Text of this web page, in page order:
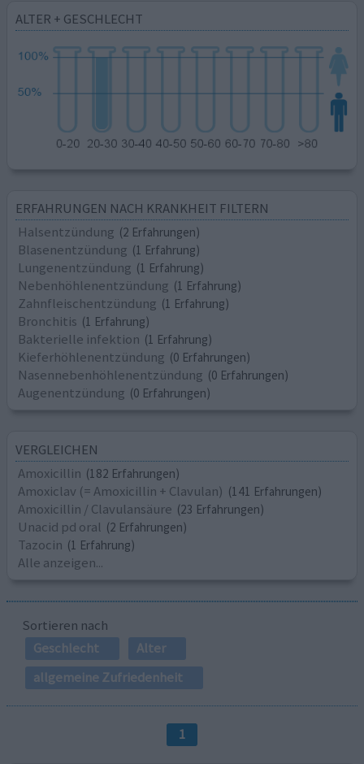
ALTER + GESCHLECHT
ERFAHRUNGEN NACH KRANKHEIT FILTERN
Halsentzündung (2 Erfahrungen)
Blasenentzündung (1 Erfahrung)
Lungenentzündung (1 Erfahrung)
Nebenhöhlenentzündung (1 Erfahrung)
Zahnfleischentzündung (1 Erfahrung)
Bronchitis (1 Erfahrung)
Bakterielle infektion (1 Erfahrung)
Kieferhöhlenentzündung (0 Erfahrungen)
Nasennebenhöhlenentzündung (0 Erfahrungen)
Augenentzündung (0 Erfahrungen)
VERGLEICHEN
Amoxicillin (182 Erfahrungen)
Amoxiclav (= Amoxicillin + Clavulan) (141 Erfahrungen)
Amoxicillin / Clavulansäure (23 Erfahrungen)
Unacid pd oral (2 Erfahrungen)
Tazocin (1 Erfahrung)
Alle anzeigen...
Sortieren nach
Geschlecht
Alter
allgemeine Zufriedenheit
1